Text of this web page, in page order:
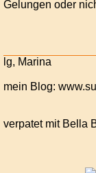
Gelungen oder
lg, Marina
mein Blog:
verpatet mit Bella